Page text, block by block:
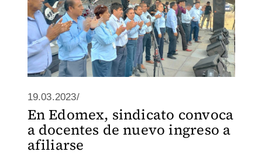
19.03.2023/
En Edomex, sindicato convoca
a docentes de nuevo ingreso a
afiliarse